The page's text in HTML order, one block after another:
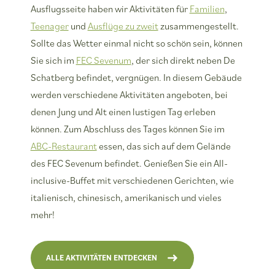
Ausflugsseite haben wir Aktivitäten für Familien,
Teenagerund Ausflüge zu zweitzusammengestellt.
Sollte das Wetter einmal nicht so schön sein, können
Sie sich im FEC Sevenum, der sich direkt neben De
Schatberg befindet, vergnügen. In diesem Gebäude
werden verschiedene Aktivitäten angeboten, bei
denen Jung und Alt einen lustigen Tag erleben
können. Zum Abschluss des Tages können Sie im
ABC-Restaurantessen, das sich auf dem Gelände
des FEC Sevenum befindet. Genießen Sie ein All-
inclusive-Buffet mit verschiedenen Gerichten, wie
italienisch, chinesisch, amerikanisch und vieles
mehr!
ALLE AKTIVITÄTEN ENTDECKEN